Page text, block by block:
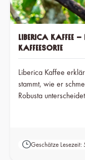
Liberica Kaffee
Kaffeesorte
Liberica Kaffee
stammt, wie er
Robusta
Geschätze Lesezeit: